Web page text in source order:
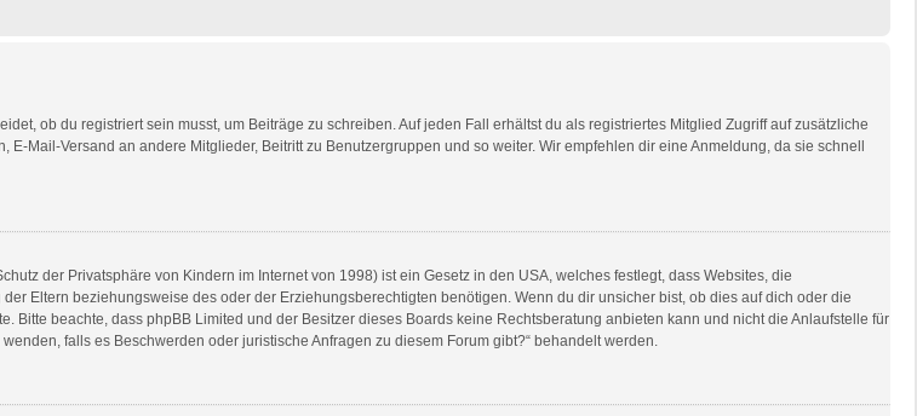
ob du registriert sein musst, um Beiträge zu schreiben. Auf jeden Fall erhältst du als registriertes Mitglied Zugriff auf zusätzliche
Mail-Versand an andere Mitglieder, Beitritt zu Benutzergruppen und so weiter. Wir empfehlen dir eine Anmeldung, da sie schnell
der Privatsphäre von Kindern im Internet von 1998) ist ein Gesetz in den USA, welches festlegt, dass Websites, die
Eltern beziehungsweise des oder der Erziehungsberechtigten benötigen. Wenn du dir unsicher bist, ob dies auf dich oder die
Bitte beachte, dass phpBB Limited und der Besitzer dieses Boards keine Rechtsberatung anbieten kann und nicht die Anlaufstelle für
falls es Beschwerden oder juristische Anfragen zu diesem Forum gibt?“ behandelt werden.